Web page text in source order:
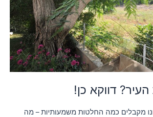
דווקא כן!
מקבלים כמה החלטות משמעותיות – מה